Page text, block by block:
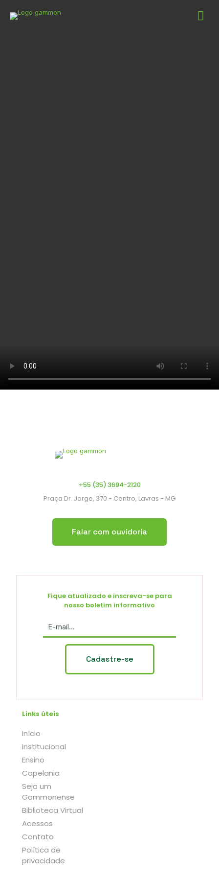
+55 (35) 3694-2120
Praça Dr. Jorge, 370 - Centro, Lavras - MG
Falar com ouvidoria
Links úteis
Início
Institucional
Ensino
Capelania
Seja um
Gammonense
Biblioteca Virtual
Acessos
Contato
Política de
privacidade
Fique atualizado e inscreva-se para
nosso boletim informativo